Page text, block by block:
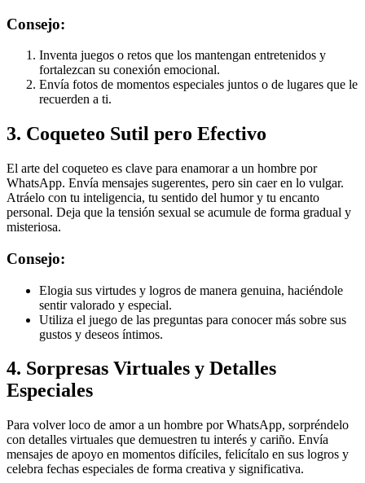
Consejo:
Inventa juegos o retos que los mantengan entretenidos y
fortalezcan su conexión emocional.
Envía fotos de momentos especiales juntos o de lugares que le
recuerden a ti.
3. Coqueteo Sutil pero Efectivo
El arte del coqueteo es clave para enamorar a un hombre por
WhatsApp. Envía mensajes sugerentes, pero sin caer en lo vulgar.
Atráelo con tu inteligencia, tu sentido del humor y tu encanto
personal. Deja que la tensión sexual se acumule de forma gradual y
misteriosa.
Consejo:
Elogia sus virtudes y logros de manera genuina, haciéndole
sentir valorado y especial.
Utiliza el juego de las preguntas para conocer más sobre sus
gustos y deseos íntimos.
4. Sorpresas Virtuales y Detalles
Especiales
Para volver loco de amor a un hombre por WhatsApp, sorpréndelo
con detalles virtuales que demuestren tu interés y cariño. Envía
mensajes de apoyo en momentos difíciles, felicítalo en sus logros y
celebra fechas especiales de forma creativa y significativa.